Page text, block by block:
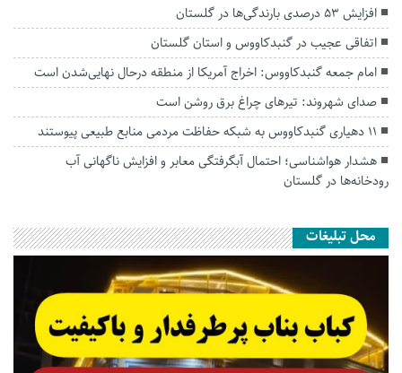
افزایش ۵۳ درصدی بارندگی‌ها در گلستان
اتفاقی عجیب در‌ گنبدکاووس و استان گلستان
امام جمعه گنبدکاووس: اخراج آمریکا از منطقه درحال نهایی‌شدن است
صدای شهروند: تیرهای چراغ برق روشن است
۱۱ دهیاری گنبدکاووس به شبکه حفاظت مردمی منابع طبیعی پیوستند
هشدار هواشناسی؛ احتمال آبگرفتگی معابر و افزایش ناگهانی آب
رودخانه‌ها در گلستان
محل تبلیغات